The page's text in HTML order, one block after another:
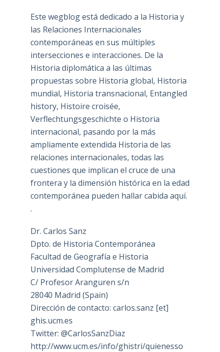
Este wegblog está dedicado a la Historia y
las Relaciones Internacionales
contemporáneas en sus múltiples
intersecciones e interacciones. De la
Historia diplomática a las últimas
propuestas sobre Historia global, Historia
mundial, Historia transnacional, Entangled
history, Histoire croisée,
Verflechtungsgeschichte o Historia
internacional, pasando por la más
ampliamente extendida Historia de las
relaciones internacionales, todas las
cuestiones que implican el cruce de una
frontera y la dimensión histórica en la edad
contemporánea pueden hallar cabida aquí.
.
Dr. Carlos Sanz
Dpto. de Historia Contemporánea
Facultad de Geografía e Historia
Universidad Complutense de Madrid
C/ Profesor Aranguren s/n
28040 Madrid (Spain)
Dirección de contacto: carlos.sanz [et]
ghis.ucm.es
Twitter: @CarlosSanzDiaz
http://www.ucm.es/info/ghistri/quienesso